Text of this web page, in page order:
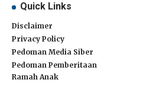
Quick Links
Disclaimer
Privacy Policy
Pedoman Media Siber
Pedoman Pemberitaan
Ramah Anak